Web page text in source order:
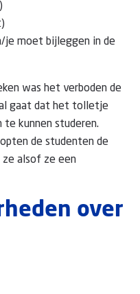
je moet bijleggen in de
was het verboden de
gaat dat het tolletje
kunnen studeren.
de studenten de
alsof ze een
over